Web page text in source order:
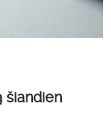
šiandien